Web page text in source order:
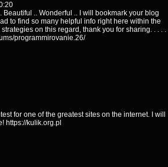
Beautiful .. Wonderful .. I will bookmark your blog
to find so many helpful info right here within the
on this regard, thank you for sharing. . . . .
programmirovanie.26/
for one of the greatest sites on the internet. I will
https://kulik.org.pl